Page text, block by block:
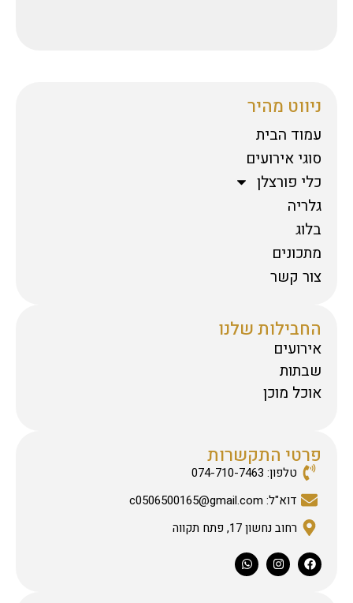
ניווט מהיר
עמוד הבית
סוגי אירועים
כלי פורצלן
גלריה
בלוג
מתכונים
צור קשר
החבילות שלנו
אירועים
שבתות
אוכל מוכן
פרטי התקשרות
טלפון: 074-710-7463
דוא"ל: c0506500165@gmail.com
רחוב נחשון 17, פתח תקווה